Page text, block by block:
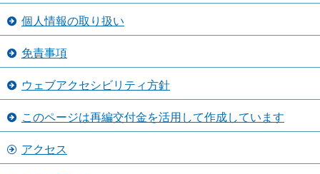
個人情報の取り扱い
免責事項
ウェブアクセシビリティ方針
このページは再編交付金を活用して作成しています
アクセス